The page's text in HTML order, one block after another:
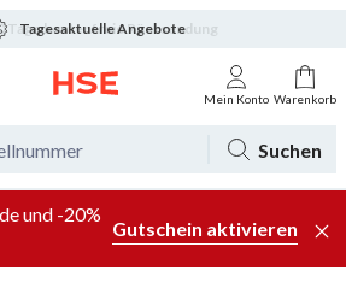
Tagesaktuelle Angebote
Mein Konto Warenkorb
Suchen
und -20%
Gutschein aktivieren